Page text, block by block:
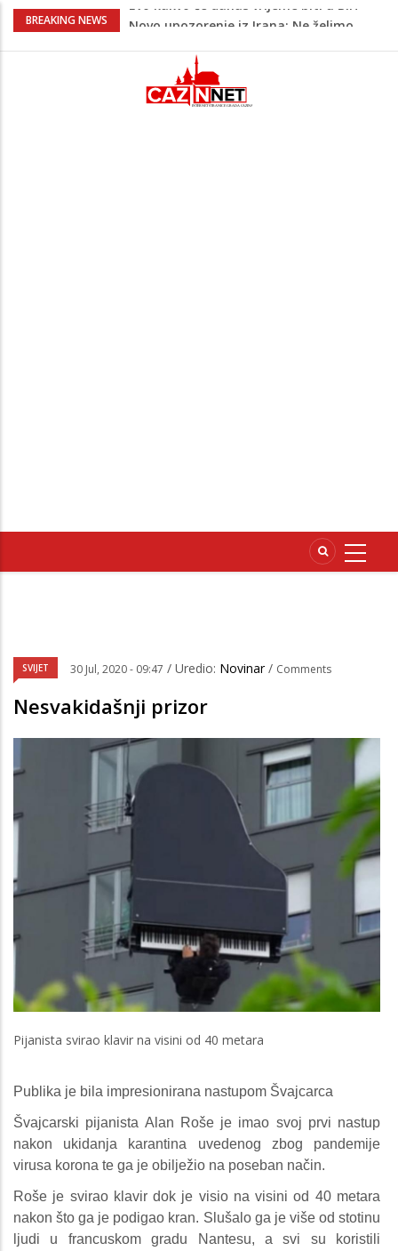
BREAKING NEWS
Novo upozorenje iz Irana: Ne želimo
uzvratiti ukoliko krenu na nas
Novi detalji ubistva u Bosanskoj Krupi:
Nezvanično, osumnjičena supruga
SVIJET 30 Jul, 2020 - 09:47 / Uredio: Novinar/ Comments
Nesvakidašnji prizor
Pijanista svirao klavir na visini od 40 metara
Publika je bila impresionirana nastupom Švajcarca
Švajcarski pijanista Alan Roše je imao svoj prvi nastup
nakon ukidanja karantina uvedenog zbog pandemije
virusa korona te ga je obilježio na poseban način.
Roše je svirao klavir dok je visio na visini od 40 metara
nakon što ga je podigao kran. Slušalo ga je više od stotinu
ljudi u francuskom gradu Nantesu, a svi su koristili